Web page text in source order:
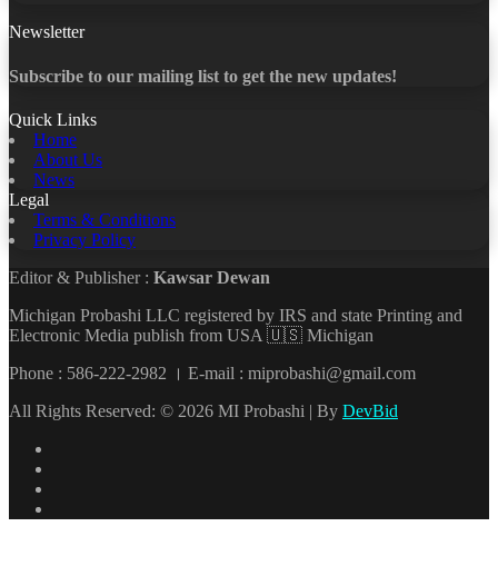
Newsletter
Subscribe to our mailing list to get the new updates!
Quick Links
Home
About Us
News
Legal
Terms & Conditions
Privacy Policy
Editor & Publisher : Kawsar Dewan
Michigan Probashi LLC registered by IRS and state Printing and
Electronic Media publish from USA 🇺🇸 Michigan
Phone : 586-222-2982 । E-mail : miprobashi@gmail.com
All Rights Reserved: © 2026 MI Probashi | By DevBid